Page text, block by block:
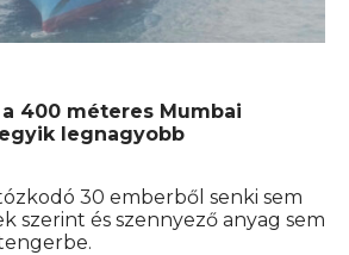
400 méteres Mumbai
legnagyobb
30 emberből senki sem
szerint és szennyező anyag sem